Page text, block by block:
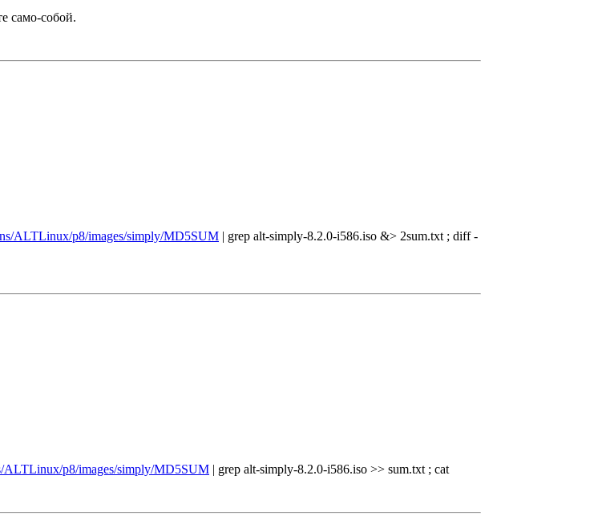
само-собой.
ALTLinux/p8/images/simply/MD5SUM | grep alt-simply-8.2.0-i586.iso &> 2sum.txt ; diff -
ALTLinux/p8/images/simply/MD5SUM | grep alt-simply-8.2.0-i586.iso >> sum.txt ; cat